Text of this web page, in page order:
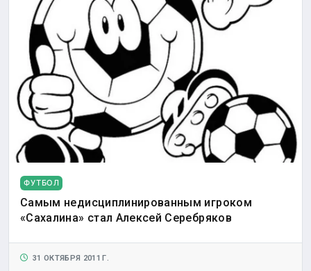
ФУТБОЛ
Самым недисциплинированным игроком
«Сахалина» стал Алексей Серебряков
31 ОКТЯБРЯ 2011 Г.